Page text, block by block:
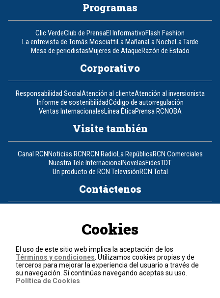
Programas
Clic VerdeClub de PrensaEl InformativoFlash Fashion
La entrevista de Tomás MosciattiLa MañanaLa NocheLa Tarde
Mesa de periodistasMujeres de AtaqueRazón de Estado
Corporativo
Responsabilidad SocialAtención al clienteAtención al inversionista
Informe de sostenibilidadCódigo de autorregulación
Ventas InternacionalesLínea ÉticaPrensa RCNOBA
Visite también
Canal RCNNoticias RCNRCN RadioLa RepúblicaRCN Comerciales
Nuestra Tele InternacionalNovelasFidesTDT
Un producto de RCN TelevisiónRCN Total
Contáctenos
Política de cookies
Términos y condiciones
© 2026, RCN Medios.
Todos los derechos reservados.
Cookies
El uso de este sitio web implica la aceptación de los
Términos y condiciones . Utilizamos cookies propias y de
terceros para mejorar la experiencia del usuario a través de
su navegación. Si continúas navegando aceptas su uso.
Política de Cookies